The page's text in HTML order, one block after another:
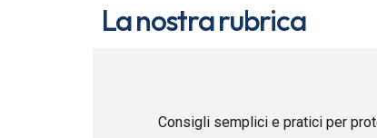
La nostra rubrica
Consigli semplici e pratici per